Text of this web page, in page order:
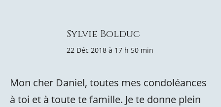
Sylvie Bolduc
22 Déc 2018 à 17 h 50 min
Mon cher Daniel, toutes mes condoléances
à toi et à toute te famille. Je te donne plein